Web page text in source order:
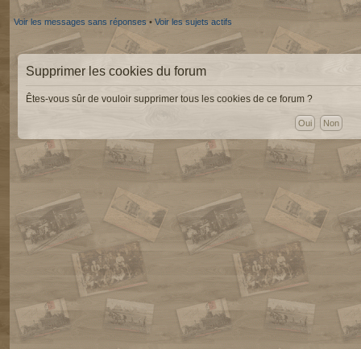
Voir les messages sans réponses • Voir les sujets actifs
Supprimer les cookies du forum
Êtes-vous sûr de vouloir supprimer tous les cookies de ce forum ?